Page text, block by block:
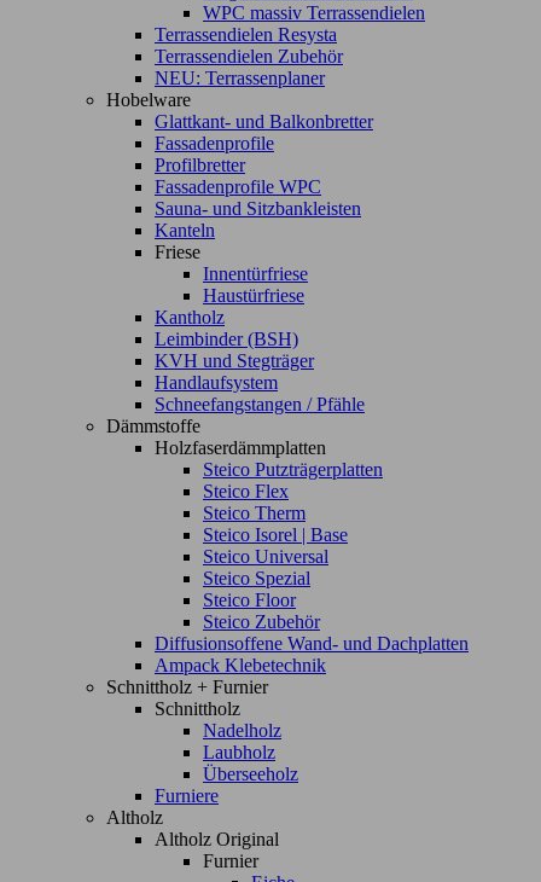
WPC massiv Terrassendielen
Terrassendielen Resysta
Terrassendielen Zubehör
NEU: Terrassenplaner
Hobelware
Glattkant- und Balkonbretter
Fassadenprofile
Profilbretter
Fassadenprofile WPC
Sauna- und Sitzbankleisten
Kanteln
Friese
Innentürfriese
Haustürfriese
Kantholz
Leimbinder (BSH)
KVH und Stegträger
Handlaufsystem
Schneefangstangen / Pfähle
Dämmstoffe
Holzfaserdämmplatten
Steico Putzträgerplatten
Steico Flex
Steico Therm
Steico Isorel | Base
Steico Universal
Steico Spezial
Steico Floor
Steico Zubehör
Diffusionsoffene Wand- und Dachplatten
Ampack Klebetechnik
Schnittholz + Furnier
Schnittholz
Nadelholz
Laubholz
Überseeholz
Furniere
Altholz
Altholz Original
Furnier